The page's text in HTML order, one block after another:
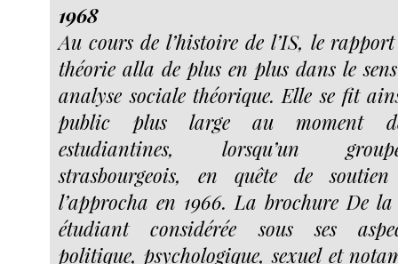
1968
Au cours de l’histoire de l’IS, le
théorie alla de plus en plus dans le
analyse sociale théorique. Elle se fit
public plus large au moment
estudiantines, lorsqu’un
strasbourgeois, en quête de
l’approcha en 1966. La brochure De
étudiant considérée sous ses
politique, psychologique, sexuel et